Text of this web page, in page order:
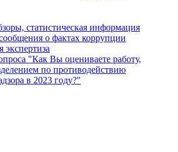
статистическая информация
о фактах коррупции
"Как Вы оцениваете работу,
по противодействию
в 2023 году?"